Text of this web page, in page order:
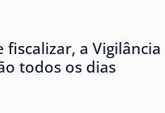
fiscalizar, a
todos os dias